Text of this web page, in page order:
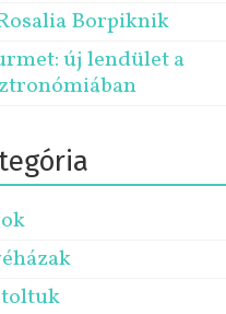
Borpiknik
új lendület a